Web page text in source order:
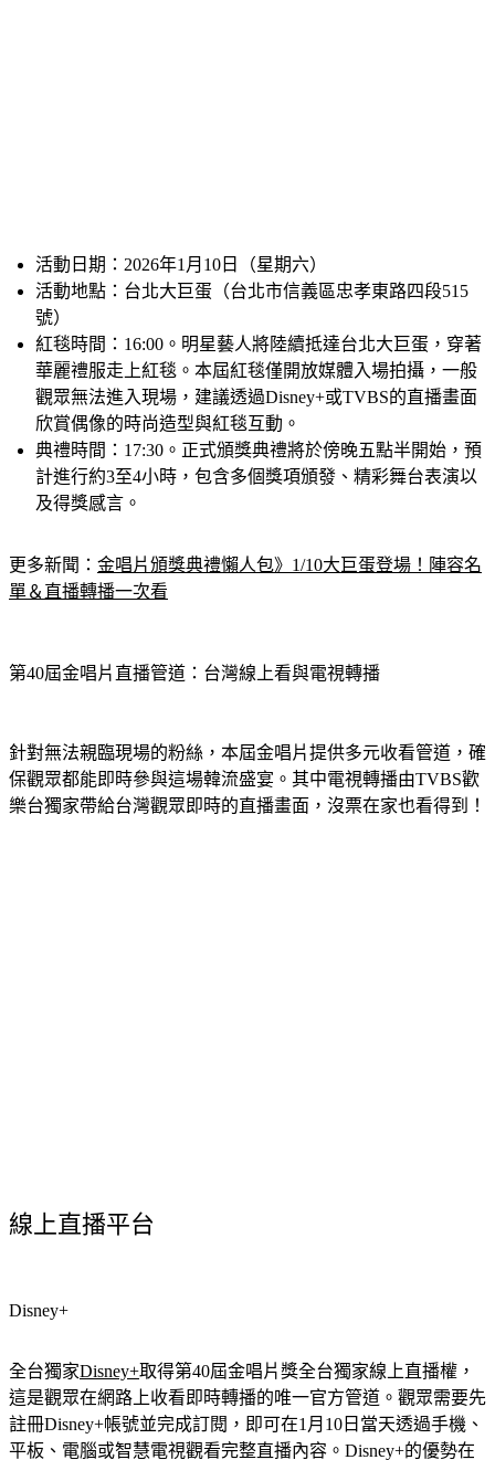
活動日期：2026年1月10日（星期六）
活動地點：台北大巨蛋（台北市信義區忠孝東路四段515
號）
紅毯時間：16:00。明星藝人將陸續抵達台北大巨蛋，穿著
華麗禮服走上紅毯。本屆紅毯僅開放媒體入場拍攝，一般
觀眾無法進入現場，建議透過Disney+或TVBS的直播畫面
欣賞偶像的時尚造型與紅毯互動。
典禮時間：17:30。正式頒獎典禮將於傍晚五點半開始，預
計進行約3至4小時，包含多個獎項頒發、精彩舞台表演以
及得獎感言。
更多新聞： 金唱片頒獎典禮懶人包》1/10大巨蛋登場！陣容名
單＆直播轉播一次看
第40屆金唱片直播管道：台灣線上看與電視轉播
針對無法親臨現場的粉絲，本屆金唱片提供多元收看管道，確
保觀眾都能即時參與這場韓流盛宴。其中電視轉播由TVBS歡
樂台獨家帶給台灣觀眾即時的直播畫面，沒票在家也看得到！
線上直播平台
Disney+
全台獨家Disney+取得第40屆金唱片獎全台獨家線上直播權，
這是觀眾在網路上收看即時轉播的唯一官方管道。觀眾需要先
註冊Disney+帳號並完成訂閱，即可在1月10日當天透過手機、
平板、電腦或智慧電視觀看完整直播內容。Disney+的優勢在